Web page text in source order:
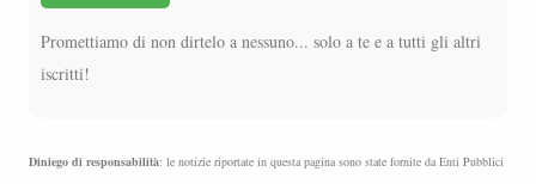
Promettiamo di non dirtelo a nessuno... solo a te e a tutti gli altri
iscritti!
Diniego di responsabilità: le notizie riportate in questa pagina sono state fornite da Enti Pubblici